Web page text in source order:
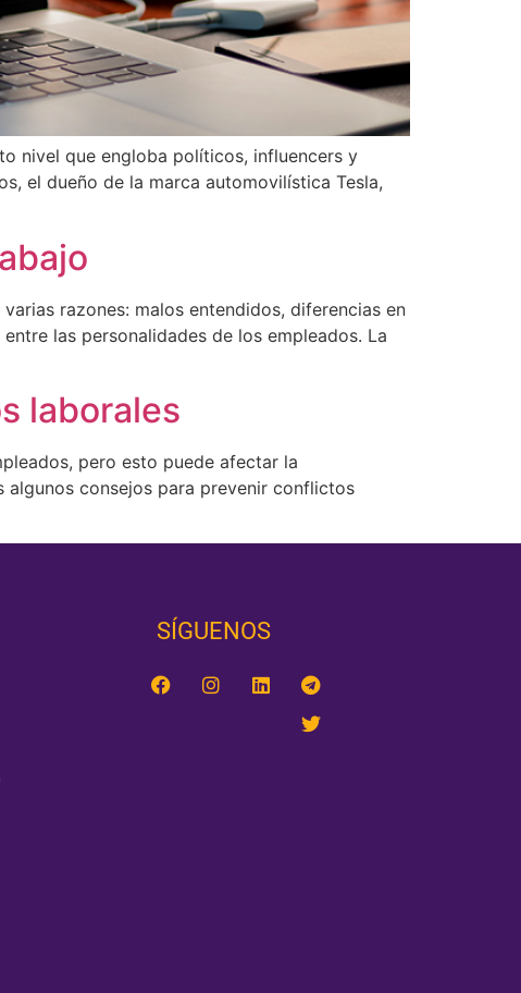
nivel que engloba políticos, influencers y
el dueño de la marca automovilística Tesla,
razones: malos entendidos, diferencias en
las personalidades de los empleados. La
laborales
pero esto puede afectar la
consejos para prevenir conflictos
SÍGUENOS‎